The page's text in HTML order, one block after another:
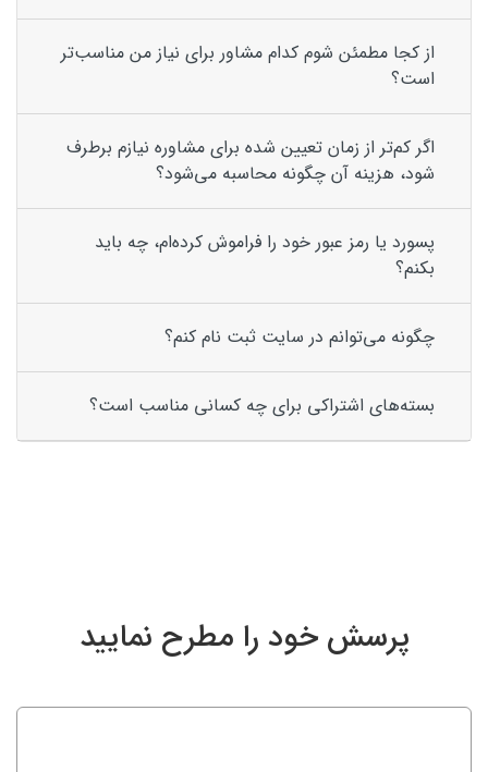
از کجا مطمئن شوم کدام مشاور برای نیاز من مناسب‌تر
است؟
اگر کم‌تر از زمان تعیین شده برای مشاوره نیازم برطرف
شود، هزینه آن چگونه محاسبه می‌شود؟
پسورد یا رمز عبور خود را فراموش کرده‌ام، چه باید
بکنم؟
چگونه می‌توانم در سایت ثبت نام کنم؟
بسته‌های اشتراکی برای چه کسانی مناسب است؟
پرسش خود را مطرح نمایید